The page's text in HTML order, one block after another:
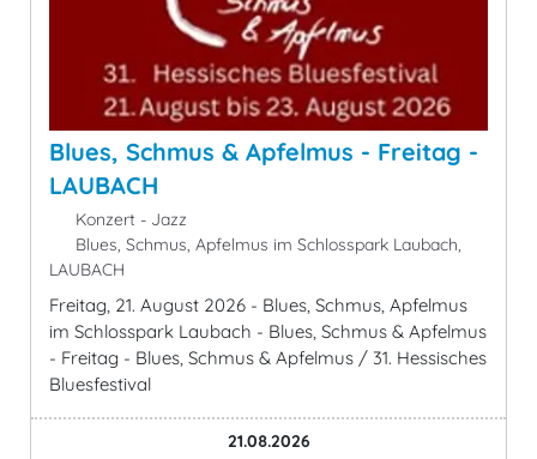
Blues, Schmus & Apfelmus - Freitag -
LAUBACH
Konzert - Jazz
Blues, Schmus, Apfelmus im Schlosspark Laubach,
LAUBACH
Freitag, 21. August 2026 - Blues, Schmus, Apfelmus
im Schlosspark Laubach - Blues, Schmus & Apfelmus
- Freitag - Blues, Schmus & Apfelmus / 31. Hessisches
Bluesfestival
21.08.2026